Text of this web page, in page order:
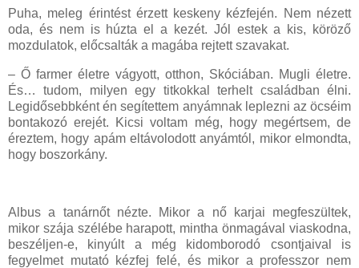
Puha, meleg érintést érzett keskeny kézfején. Nem nézett
oda, és nem is húzta el a kezét. Jól estek a kis, köröző
mozdulatok, előcsalták a magába rejtett szavakat.
– Ő farmer életre vágyott, otthon, Skóciában. Mugli életre.
És… tudom, milyen egy titkokkal terhelt családban élni.
Legidősebbként én segítettem anyámnak leplezni az öcséim
bontakozó erejét. Kicsi voltam még, hogy megértsem, de
éreztem, hogy apám eltávolodott anyámtól, mikor elmondta,
hogy boszorkány.
Albus a tanárnőt nézte. Mikor a nő karjai megfeszültek,
mikor szája szélébe harapott, mintha önmagával viaskodna,
beszéljen-e, kinyúlt a még kidomborodó csontjaival is
fegyelmet mutató kézfej felé, és mikor a professzor nem